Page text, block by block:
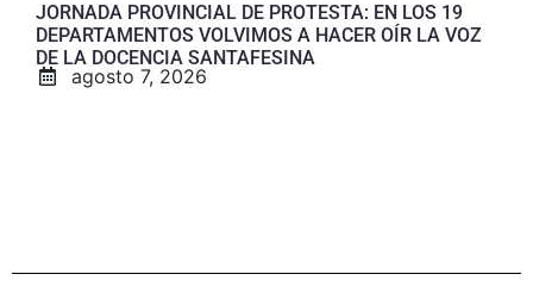
JORNADA PROVINCIAL DE PROTESTA: EN LOS 19
DEPARTAMENTOS VOLVIMOS A HACER OÍR LA VOZ
DE LA DOCENCIA SANTAFESINA
agosto 7, 2026